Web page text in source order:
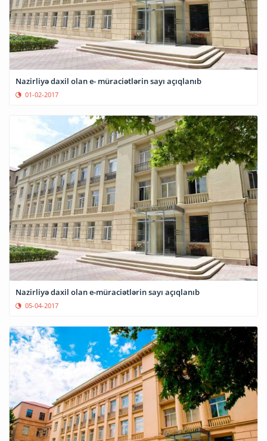
Nazirliyə daxil olan e- müraciətlərin sayı açıqlanıb
01-02-2017
Nazirliyə daxil olan e-müraciətlərin sayı açıqlanıb
05-04-2017